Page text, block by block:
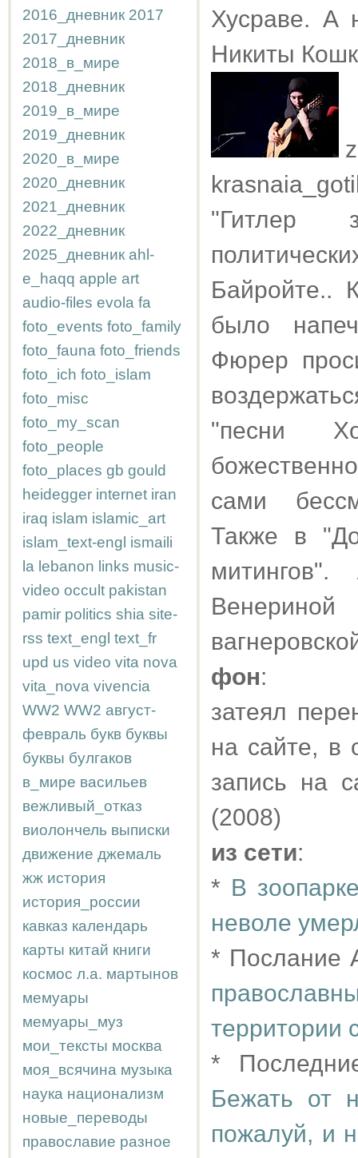
2016_дневник 2017
2017_дневник
2018_в_мире
2018_дневник
2019_в_мире
2019_дневник
2020_в_мире
2020_дневник
2021_дневник
2022_дневник
2025_дневник ahl-
e_haqq apple art
audio-files evola fa
foto_events foto_family
foto_fauna foto_friends
foto_ich foto_islam
foto_misc
foto_my_scan
foto_people
foto_places gb gould
heidegger internet iran
iraq islam islamic_art
islam_text-engl ismaili
la lebanon links music-
video occult pakistan
pamir politics shia site-
rss text_engl text_fr
upd us video vita nova
vita_nova vivencia
WW2 WW2 август-
февраль букв буквы
буквы булгаков
в_мире васильев
вежливый_отказ
виолончель выписки
движение джемаль
жж история
история_россии
кавказ календарь
карты китай книги
космос л.а. мартынов
мемуары
мемуары_муз
мои_тексты москва
моя_всячина музыка
наука национализм
новые_переводы
православие разное
Хусраве. А
Никиты
"Гитлер
Байройте..
было
Фюрер
"песни
сами
Также в
фон:
затеял
на сайте, в
запись на
(2008)
из сети:
* В
неволе
* Послание
территории
*
Бежать от
пожалуй, и